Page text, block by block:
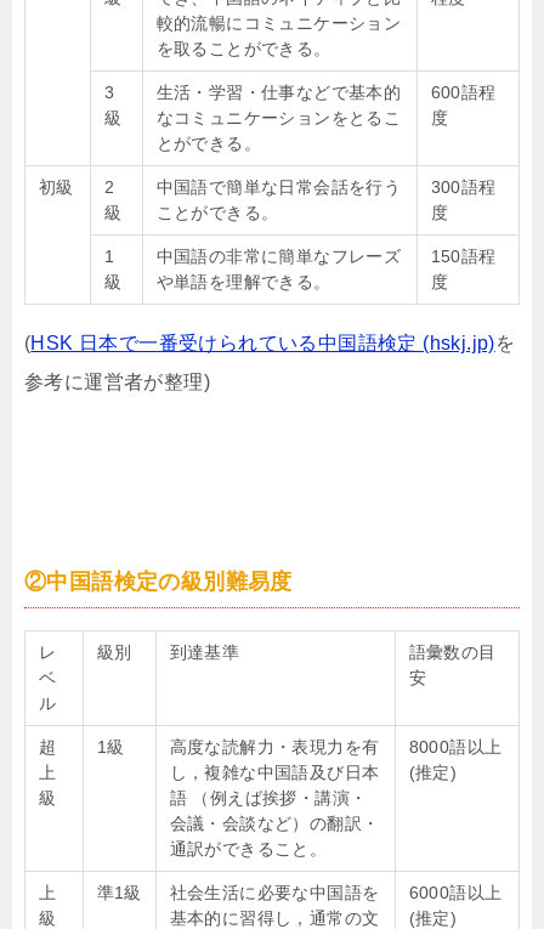
較的流暢にコミュニケーション
を取ることができる。
3
級
生活・学習・仕事などで基本的
なコミュニケーションをとるこ
とができる。
600語程
度
初級
2
級
中国語で簡単な日常会話を行う
ことができる。
300語程
度
1
級
中国語の非常に簡単なフレーズ
や単語を理解できる。
150語程
度
(HSK 日本で一番受けられている中国語検定 (hskj.jp)を
参考に運営者が整理)
②中国語検定の級別難易度
レ
ベ
ル
級別 到達基準
語彙数の目
安
超
上
級
1級
高度な読解力・表現力を有
し，複雑な中国語及び日本
語 （例えば挨拶・講演・
会議・会談など）の翻訳・
通訳ができること。
8000語以上
(推定)
上
級
準1級
社会生活に必要な中国語を
基本的に習得し，通常の文
6000語以上
(推定)